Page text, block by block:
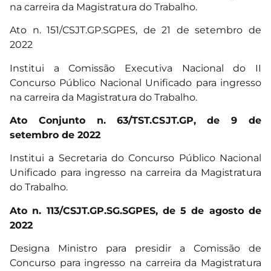
na carreira da Magistratura do Trabalho.
Ato n. 151/CSJT.GP.SGPES, de 21 de setembro de
2022
Institui a Comissão Executiva Nacional do II
Concurso Público Nacional Unificado para ingresso
na carreira da Magistratura do Trabalho.
Ato Conjunto n. 63/TST.CSJT.GP, de 9 de
setembro de 2022
Institui a Secretaria do Concurso Público Nacional
Unificado para ingresso na carreira da Magistratura
do Trabalho.
Ato n. 113/CSJT.GP.SG.SGPES, de 5 de agosto de
2022
Designa Ministro para presidir a Comissão de
Concurso para ingresso na carreira da Magistratura